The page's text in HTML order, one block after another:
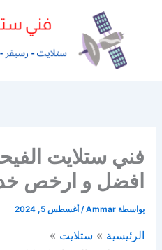
افضل و ارخص
بواسطة Ammar
/ أغسطس 5, 2024
الرئيسية
ستلايت